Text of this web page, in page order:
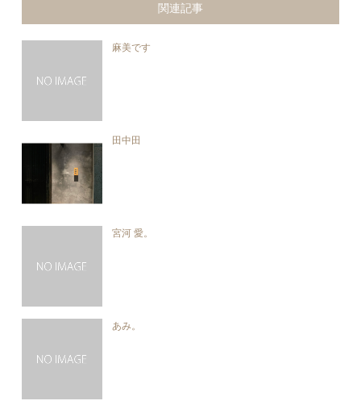
関連記事
麻美です
田中田
宮河 愛。
あみ。